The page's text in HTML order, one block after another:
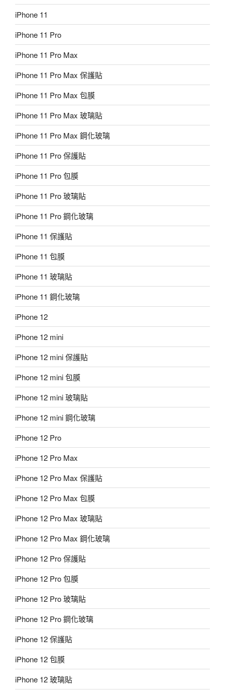
iPhone 11
iPhone 11 Pro
iPhone 11 Pro Max
iPhone 11 Pro Max 保護貼
iPhone 11 Pro Max 包膜
iPhone 11 Pro Max 玻璃貼
iPhone 11 Pro Max 鋼化玻璃
iPhone 11 Pro 保護貼
iPhone 11 Pro 包膜
iPhone 11 Pro 玻璃貼
iPhone 11 Pro 鋼化玻璃
iPhone 11 保護貼
iPhone 11 包膜
iPhone 11 玻璃貼
iPhone 11 鋼化玻璃
iPhone 12
iPhone 12 mini
iPhone 12 mini 保護貼
iPhone 12 mini 包膜
iPhone 12 mini 玻璃貼
iPhone 12 mini 鋼化玻璃
iPhone 12 Pro
iPhone 12 Pro Max
iPhone 12 Pro Max 保護貼
iPhone 12 Pro Max 包膜
iPhone 12 Pro Max 玻璃貼
iPhone 12 Pro Max 鋼化玻璃
iPhone 12 Pro 保護貼
iPhone 12 Pro 包膜
iPhone 12 Pro 玻璃貼
iPhone 12 Pro 鋼化玻璃
iPhone 12 保護貼
iPhone 12 包膜
iPhone 12 玻璃貼